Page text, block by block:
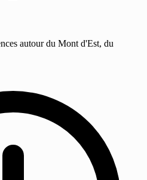
autour du Mont d'Est, du